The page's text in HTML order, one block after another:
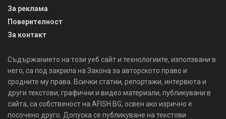
За реклама
Поверителност
За контакт
Съдържанието на този уеб сайт и технологиите, използвани в
него, са под закрила на Закона за авторското право и
сродните му права. Всички статии, репортажи, интервюта и
други текстови, графични и видео материали, публикувани в
сайта, са собственост на AFISH.BG, освен ако изрично е
посочено друго. Допуска се публикуване на текстови